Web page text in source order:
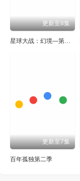
更新至8集
星球大战：幻境—第九个绝地武士
更新至7集
百年孤独第二季